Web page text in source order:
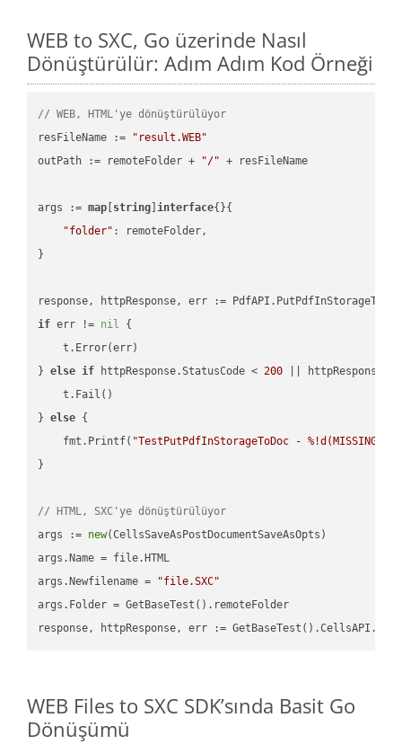
WEB to SXC, Go üzerinde Nasıl
Dönüştürülür: Adım Adım Kod Örneği
// WEB, HTML'ye dönüştürülüyor
resFileName :=
"result.WEB"
outPath := remoteFolder +
"/" + resFileName
args := map string ]interface{}{
"folder" : remoteFolder,
}
if err != nil {
    t.Error(err)
} else if httpResponse.StatusCode < 200 ||
    t.Fail()
} else {
    fmt.Printf(
"TestPutPdfInStorageToDoc - %!d(MISSING)\n"
}
// HTML, SXC'ye dönüştürülüyor
args := new(CellsSaveAsPostDocumentSaveAsOpts)
args.Name = file.HTML
args.Newfilename =
"file.SXC"
args.Folder = GetBaseTest().remoteFolder
WEB Files to SXC SDK’sında Basit Go
Dönüşümü